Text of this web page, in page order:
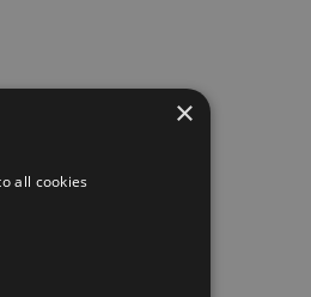
×
all cookies